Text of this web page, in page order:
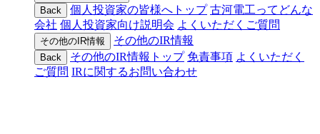
Back 個人投資家の皆様へトップ 古河電工ってどんな
会社 個人投資家向け説明会 よくいただくご質問
その他のIR情報 その他のIR情報
Back その他のIR情報トップ 免責事項 よくいただく
ご質問 IRに関するお問い合わせ